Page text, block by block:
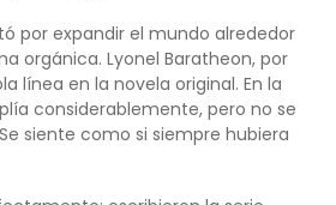
por expandir el mundo alrededor
orgánica. Lyonel Baratheon, por
línea en la novela original. En la
considerablemente, pero no se
siente como si siempre hubiera